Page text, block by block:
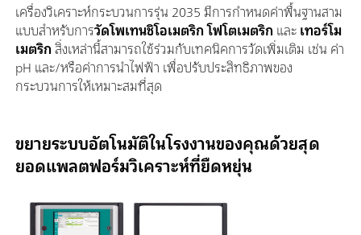
เครื่องวิเคราะห์กระบวนการรุ่น 2035 มีการกำหนดค่าพื้นฐานสาม
แบบสำหรับการวัดโพเทนชิโอเมตริกโฟโตเมตริก และเทอร์โม
เมตริกสิ่งเหล่านี้สามารถใช้ร่วมกับเทคนิคการวัดเพิ่มเติม เช่น ค่า
pH และ/หรือค่าการนำไฟฟ้า เพื่อปรับประสิทธิภาพของ
กระบวนการให้เหมาะสมที่สุด
ขยายระบบอัตโนมัติในโรงงานของคุณด้วยสุด
ยอดแพลตฟอร์มวิเคราะห์ที่ยืดหยุ่น